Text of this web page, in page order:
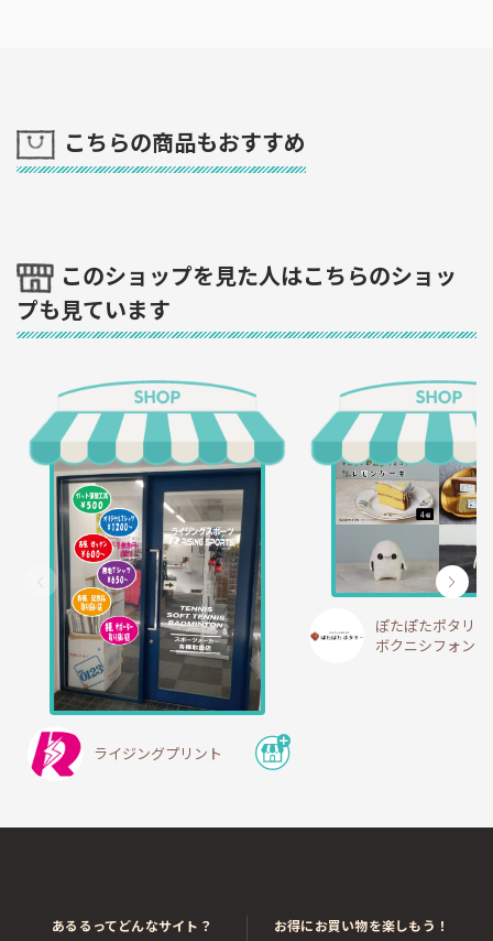
こちらの商品もおすすめ
このショップを見た人はこちらのショッ
プも見ています
ライジングプリント
ぽたぽたポタリ
ボクニシフォン
あるるってどんなサイト？ お得にお買い物を楽しもう！